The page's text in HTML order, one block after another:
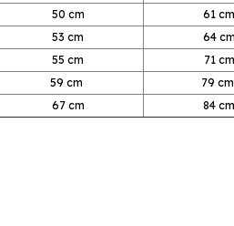
50 cm
61 cm
53 cm
64
55 cm
71 cm
59 cm
79
67 cm 84 cm